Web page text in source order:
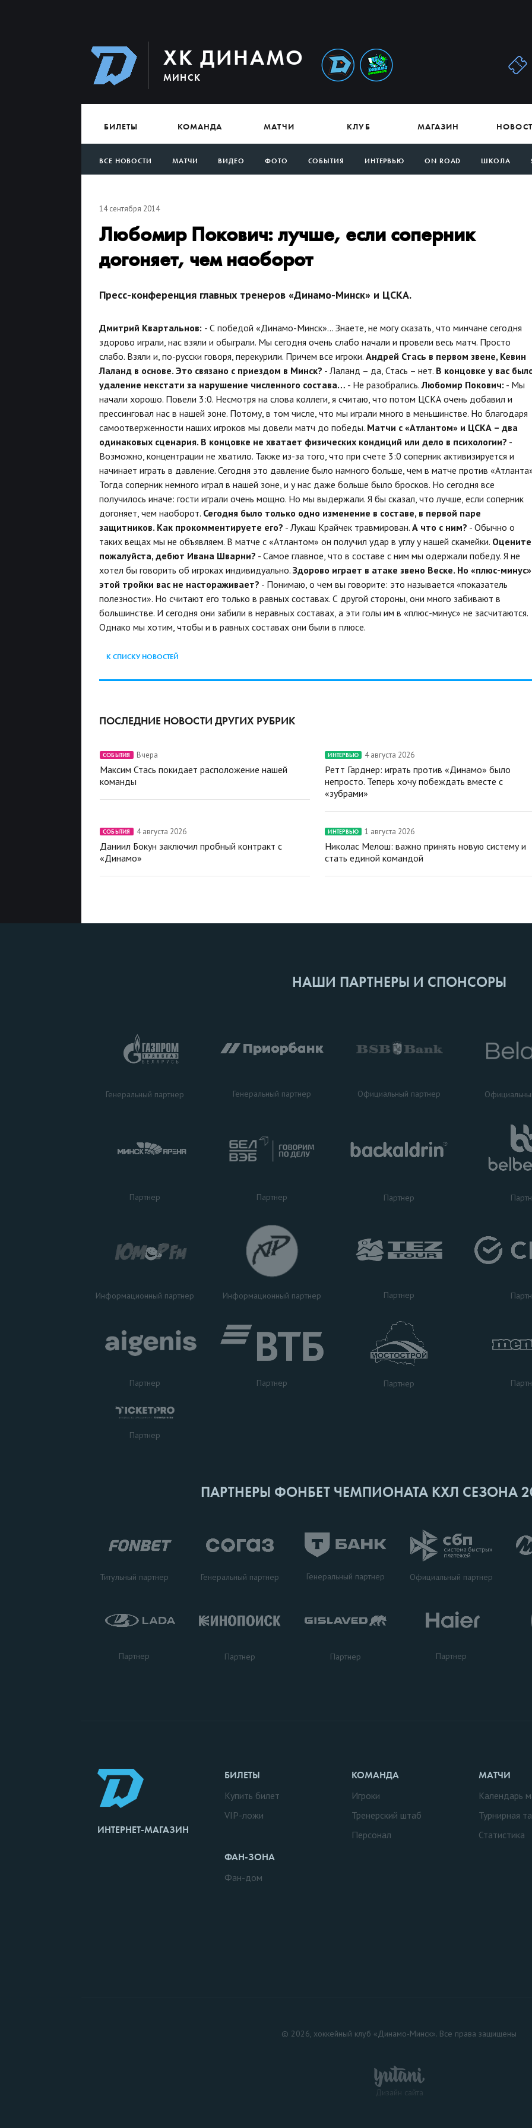
ХК ДИНАМО
МИНСК
БИЛЕТЫ КОМАНДА МАТЧИ КЛУБ МАГАЗИН
ВСЕ НОВОСТИ МАТЧИ ВИДЕО ФОТО СОБЫТИЯ ИНТЕРВЬЮ ON ROAD ШКОЛА
14 сентября 2014
Любомир Покович: лучше, если соперник
догоняет, чем наоборот
Пресс-конференция главных тренеров «Динамо-Минск» и ЦСКА.
Дмитрий Квартальнов: - С победой «Динамо-Минск»… Знаете, не могу сказать, что минчане сегодня
здорово играли, нас взяли и обыграли. Мы сегодня очень слабо начали и провели весь матч. Просто
слабо. Взяли и, по-русски говоря, перекурили. Причем все игроки. Андрей Стась в первом звене, Кевин
Лаланд в основе. Это связано с приездом в Минск? - Лаланд – да, Стась – нет. В концовке у вас
удаление некстати за нарушение численного состава… - Не разобрались.Любомир Покович: - Мы
начали хорошо. Повели 3:0. Несмотря на слова коллеги, я считаю, что потом ЦСКА очень добавил и
прессинговал нас в нашей зоне. Потому, в том числе, что мы играли много в меньшинстве. Но благодаря
самоотверженности наших игроков мы довели матч до победы. Матчи с «Атлантом» и ЦСКА – два
одинаковых сценария. В концовке не хватает физических кондиций или дело в психологии? -
Возможно, концентрации не хватило. Также из-за того, что при счете 3:0 соперник активизируется и
начинает играть в давление. Сегодня это давление было намного больше, чем в матче против
Тогда соперник немного играл в нашей зоне, и у нас даже больше было бросков. Но сегодня все
получилось иначе: гости играли очень мощно. Но мы выдержали. Я бы сказал, что лучше, если соперник
догоняет, чем наоборот. Сегодня было только одно изменение в составе, в первой паре
защитников. Как прокомментируете его? - Лукаш Крайчек травмирован. А что с ним? - Обычно о
таких вещах мы не объявляем. В матче с «Атлантом» он получил удар в углу у нашей скамейки.
пожалуйста, дебют Ивана Шварни? - Самое главное, что в составе с ним мы одержали победу. Я не
хотел бы говорить об игроках индивидуально. Здорово играет в атаке звено Веске. Но «плюс-минус»
этой тройки вас не настораживает? - Понимаю, о чем вы говорите: это называется «показатель
полезности». Но считают его только в равных составах. С другой стороны, они много забивают в
большинстве. И сегодня они забили в неравных составах, а эти голы им в «плюс-минус» не засчитаются.
Однако мы хотим, чтобы и в равных составах они были в плюсе.
К СПИСКУ НОВОСТЕЙ
ПОСЛЕДНИЕ НОВОСТИ ДРУГИХ РУБРИК
СОБЫТИЯ Вчера
Максим Стась покидает расположение нашей
команды
ИНТЕРВЬЮ 4 августа 2026
Ретт Гарднер: играть против «Динамо» было
непросто. Теперь хочу побеждать вместе с
«зубрами»
СОБЫТИЯ 4 августа 2026
Даниил Бокун заключил пробный контракт с
«Динамо»
ИНТЕРВЬЮ 1 августа 2026
Николас Мелош: важно принять новую систему и
стать единой командой
НАШИ ПАРТНЕРЫ И СПОНСОРЫ
Генеральный партнер Генеральный партнер Официальный партнер
Партнер Партнер Партнер
Информационный партнер Информационный партнер Партнер
Партнер Партнер Партнер
Партнер
ПАРТНЕРЫ ФОНБЕТ ЧЕМПИОНАТА КХЛ СЕЗОНА
Титульный партнер Генеральный партнер Генеральный партнер Официальный партнер
Партнер Партнер Партнер Партнер
ИНТЕРНЕТ-МАГАЗИН
БИЛЕТЫ
Купить билет
VIP-ложи
ФАН-ЗОНА
Фан-дом
КОМАНДА
Игроки
Тренерский штаб
Персонал
МАТЧИ
Календарь
Турнирная
Статистика
© 2026, хоккейный клуб «Динамо-Минск». Все права защищены
Дизайн сайта